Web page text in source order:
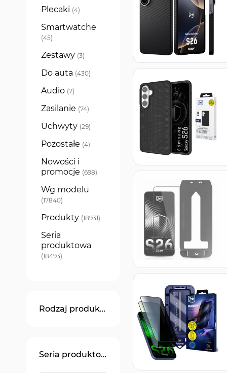
Plecaki 4
produkty
Smartwatche
45
produkty
Zestawy 3
produkty
Do auta 430
produkty
Audio 7
produkty
Zasilanie 74
produkty
Uchwyty 29
produkty
Pozostałe 4
produkty
Nowości i
promocje 698
produkty
Wg modelu
17840
produkty
Produkty 18931
produkty
Seria
produktowa
18493
produkty
Rodzaj produktu
Seria produktowa